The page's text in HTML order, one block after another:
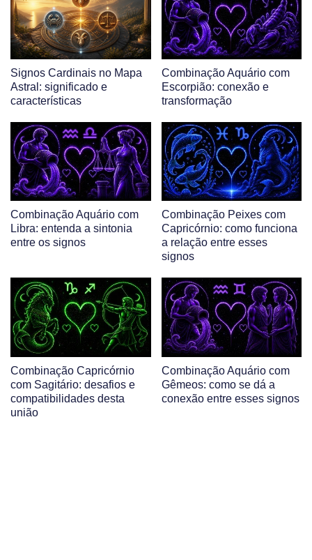
Signos Cardinais no Mapa
Astral: significado e
características
Combinação Aquário com
Escorpião: conexão e
transformação
Combinação Aquário com
Libra: entenda a sintonia
entre os signos
Combinação Peixes com
Capricórnio: como funciona
a relação entre esses
signos
Combinação Capricórnio
com Sagitário: desafios e
compatibilidades desta
união
Combinação Aquário com
Gêmeos: como se dá a
conexão entre esses signos